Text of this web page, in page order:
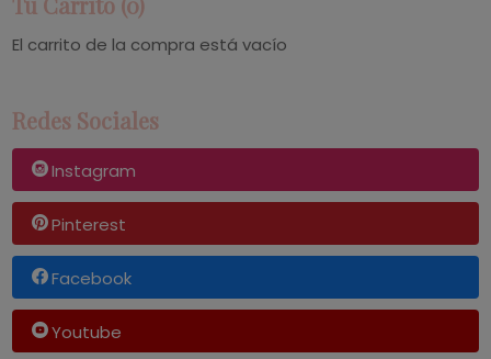
El carrito de la compra está vacío
Redes Sociales
Instagram
Pinterest
Facebook
Youtube